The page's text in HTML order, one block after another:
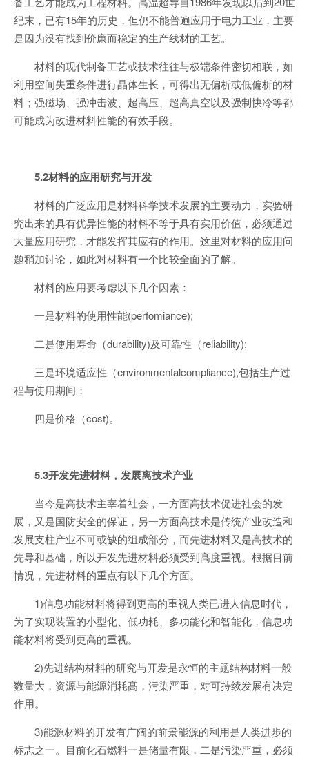
纪末，已有15年的历史，但仍不能普遍应用于电力工业，主要
是因为没有找到价廉而稳定的生产线材的工艺。
材料的现代制备工艺或技术往往与极端条件密切相联，如
利用空间失重条件进行晶体生长，可得出无偏析或低偏析的材
料；强磁场、强冲击波、超高压、超高真空以及强制快冷等都
可能成为改进材料性能的有效手段。
5.2材料的应用研究与开发
材料的广泛应用是材料科学技术发展的主要动力，实验研
究出来的具有优异性能的材料不等于具有实用价值，必须通过
大量应用研究，才能发挥其应有的作用。这里对材料的应用问
题稍加讨论，如此对材料有一个比较全面的了解。
材料的应用要考虑以下几个因素：
一是材料的使用性能(perfomiance);
二是使用寿命（durability)及可靠性（reliability);
三是环境适应性（environmentalcompliance),包括生产过
程与使用期间；
四是价格（cost)。
5.3开发先进材料，发展离技术产业
当今是高技术主宰着社会，一方面高技术促进社会的发
展，又是国防安全的保证，另一方面高技术是传统产业改造和
发展支柱产业不可或缺的组成部分，而先进材料又是高技术的
先导和基础，所以开发先进材料必须受到髙度重视。根据目前
情况，先进材料的重点有以下几个方面。
1)信息功能材料将得到更高的重视人类已进人信息时代，
为了实现装置的小型化、低功耗、多功能化和智能化，信息功
能材料将受到更高的重视。
2)先进结构材料的研究与开发是永恒的主题结构材料一般
数量大，资源与能源消耗髙，污染严重，对可持续发展有决定
作用。
3)能源材料的开发有广阔的前景能源的利用是人类进步的
标志之一。目前化石燃料一是储量有限，二是污染严重，必须